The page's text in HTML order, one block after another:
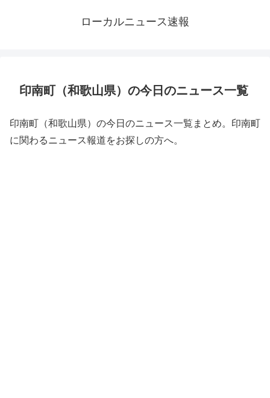
ローカルニュース速報
印南町（和歌山県）の今日のニュース一覧
印南町（和歌山県）の今日のニュース一覧まとめ。印南町
に関わるニュース報道をお探しの方へ。